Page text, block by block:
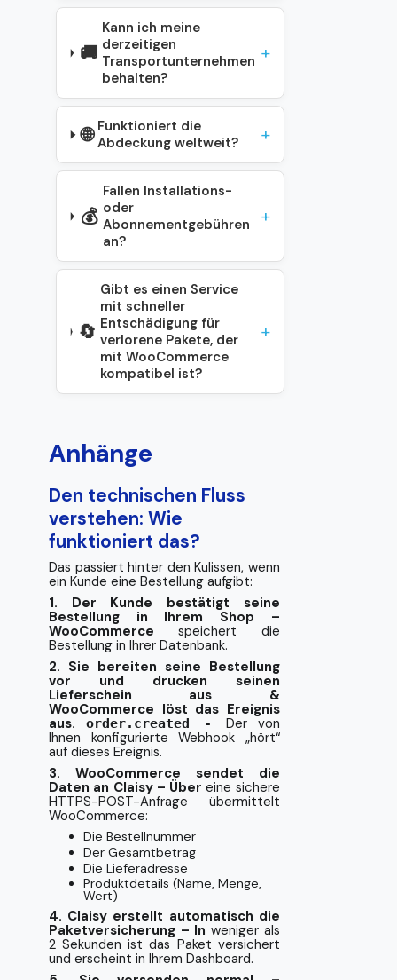
🚚
Kann ich meine
derzeitigen
Transportunternehmen
behalten?
🌐 Funktioniert die
Abdeckung weltweit?
💰
Fallen Installations-
oder
Abonnementgebühren
an?
🔄
Gibt es einen Service
mit schneller
Entschädigung für
verlorene Pakete, der
mit WooCommerce
kompatibel ist?
Anhänge
Den technischen Fluss
verstehen: Wie
funktioniert das?
Das passiert hinter den Kulissen, wenn
ein Kunde eine Bestellung aufgibt:
1. Der Kunde bestätigt seine
Bestellung in Ihrem Shop –
WooCommercespeichert die
Bestellung in Ihrer Datenbank.
2. Sie bereiten seine Bestellung
vor und drucken seinen
Lieferschein aus &
WooCommerce löst das Ereignis
aus. order.created -Der von
Ihnen konfigurierte Webhook „hört“
auf dieses Ereignis.
3. WooCommerce sendet die
Daten an Claisy – Übereine sichere
HTTPS-POST-Anfrage übermittelt
WooCommerce:
Die Bestellnummer
Der Gesamtbetrag
Die Lieferadresse
Produktdetails (Name, Menge,
Wert)
4. Claisy erstellt automatisch die
Paketversicherung – Inweniger als
2 Sekunden ist das Paket versichert
und erscheint in Ihrem Dashboard.